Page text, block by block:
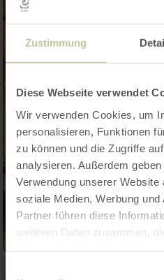
Zustimmung
Diese Webseite verwendet
Wir verwenden Cookies, um
personalisieren, Funktionen
zu können und die Zugriffe
analysieren. Außerdem
Verwendung unserer
soziale Medien, Werbung
Partner führen diese
weiteren Daten zusammen,